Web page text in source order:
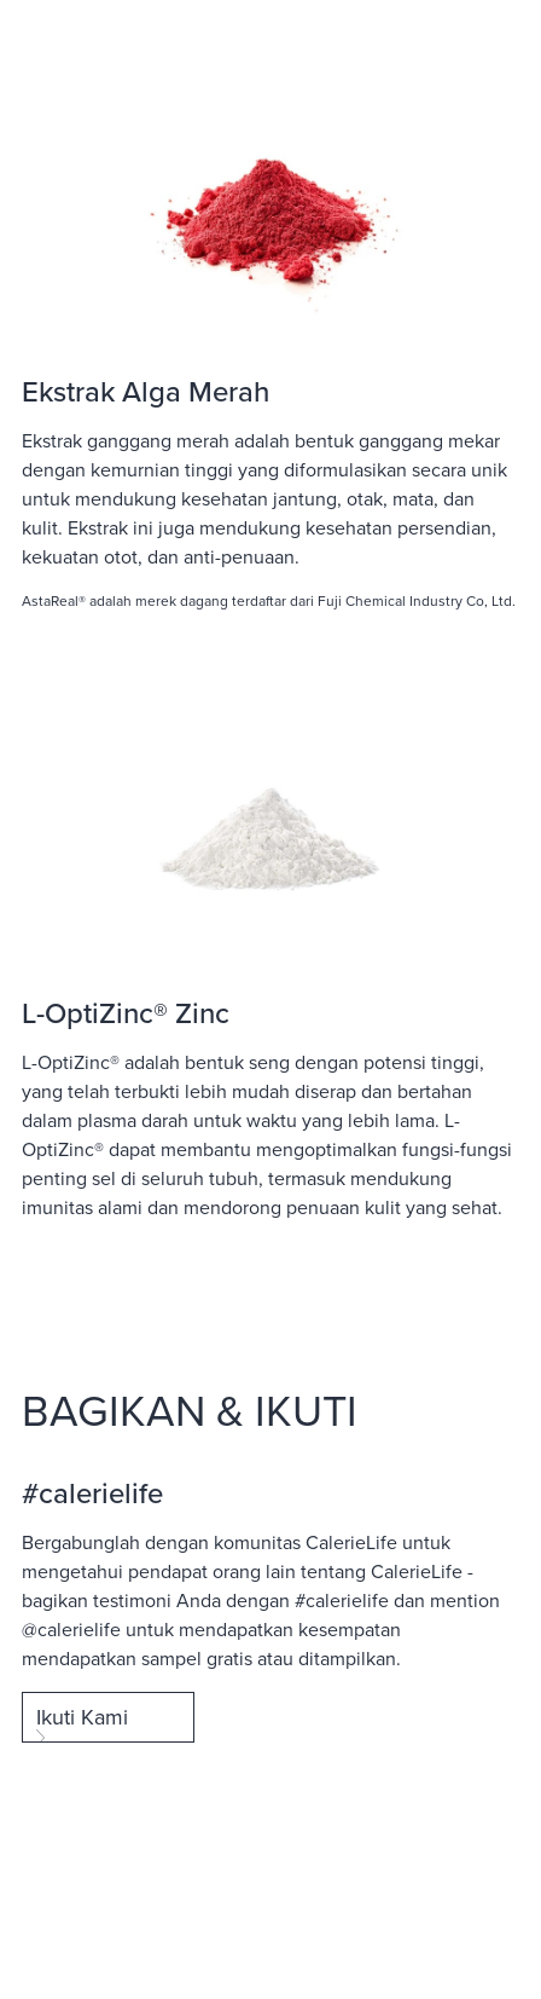
Ekstrak Alga Merah
Ekstrak ganggang merah adalah bentuk ganggang mekar
dengan kemurnian tinggi yang diformulasikan secara unik
untuk mendukung kesehatan jantung, otak, mata, dan
kulit. Ekstrak ini juga mendukung kesehatan persendian,
kekuatan otot, dan anti-penuaan.
AstaReal® adalah merek dagang terdaftar dari Fuji Chemical Industry Co, Ltd.
L-OptiZinc® Zinc
L-OptiZinc® adalah bentuk seng dengan potensi tinggi,
yang telah terbukti lebih mudah diserap dan bertahan
dalam plasma darah untuk waktu yang lebih lama. L-
OptiZinc® dapat membantu mengoptimalkan fungsi-fungsi
penting sel di seluruh tubuh, termasuk mendukung
imunitas alami dan mendorong penuaan kulit yang sehat.
BAGIKAN & IKUTI
#calerielife
Bergabunglah dengan komunitas CalerieLife untuk
mengetahui pendapat orang lain tentang CalerieLife -
bagikan testimoni Anda dengan #calerielife dan mention
@calerielife untuk mendapatkan kesempatan
mendapatkan sampel gratis atau ditampilkan.
Ikuti Kami